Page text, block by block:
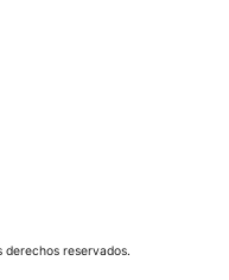
reservados.